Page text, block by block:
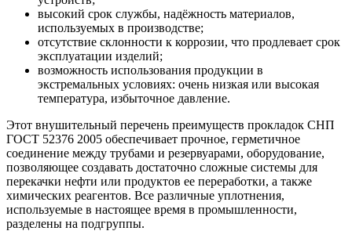
высокий срок службы, надёжность материалов,
используемых в производстве;
отсутствие склонности к коррозии, что продлевает срок
эксплуатации изделий;
возможность использования продукции в
экстремальных условиях: очень низкая или высокая
температура, избыточное давление.
Этот внушительный перечень преимуществ прокладок СНП
ГОСТ 52376 2005 обеспечивает прочное, герметичное
соединение между трубами и резервуарами, оборудование,
позволяющее создавать достаточно сложные системы для
перекачки нефти или продуктов ее переработки, а также
химических реагентов. Все различные уплотнения,
используемые в настоящее время в промышленности,
разделены на подгруппы.